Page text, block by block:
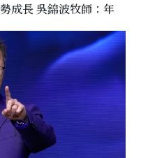
成長 吳錦波牧師：年